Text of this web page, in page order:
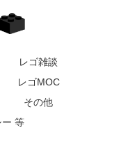
レゴ雑談
レゴMOC
その他
ー 等